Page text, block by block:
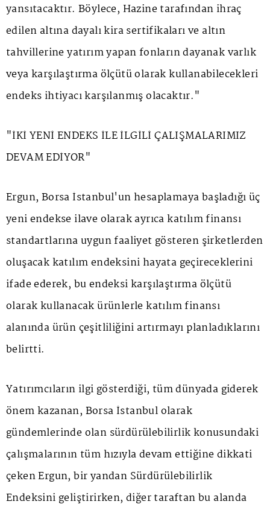
yansıtacaktır. Böylece, Hazine tarafından ihraç
edilen altına dayalı kira sertifikaları ve altın
tahvillerine yatırım yapan fonların dayanak varlık
veya karşılaştırma ölçütü olarak kullanabilecekleri
endeks ihtiyacı karşılanmış olacaktır."
"İKİ YENİ ENDEKS İLE İLGİLİ ÇALIŞMALARIMIZ
DEVAM EDİYOR"
Ergun, Borsa İstanbul'un hesaplamaya başladığı üç
yeni endekse ilave olarak ayrıca katılım finansı
standartlarına uygun faaliyet gösteren şirketlerden
oluşacak katılım endeksini hayata geçireceklerini
ifade ederek, bu endeksi karşılaştırma ölçütü
olarak kullanacak ürünlerle katılım finansı
alanında ürün çeşitliliğini artırmayı planladıklarını
belirtti.
Yatırımcıların ilgi gösterdiği, tüm dünyada giderek
önem kazanan, Borsa İstanbul olarak
gündemlerinde olan sürdürülebilirlik konusundaki
çalışmalarının tüm hızıyla devam ettiğine dikkati
çeken Ergun, bir yandan Sürdürülebilirlik
Endeksini geliştirirken, diğer taraftan bu alanda